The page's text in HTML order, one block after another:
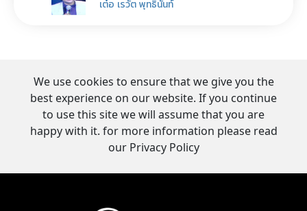
เต๋อ เรวัต พุทธินันท์
We use cookies to ensure that we give you the
best experience on our website. If you continue
to use this site we will assume that you are
happy with it. for more information please read
our Privacy Policy